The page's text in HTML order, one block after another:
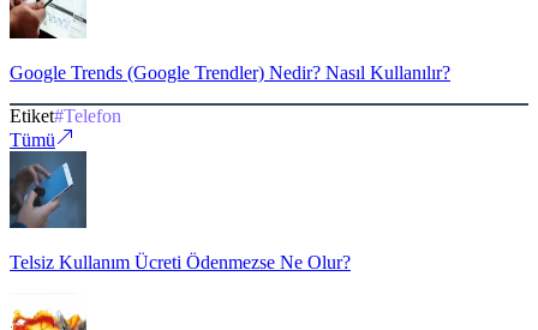
Google Trends (Google Trendler) Nedir? Nasıl Kullanılır?
Etiket#Telefon
Tümü
Telsiz Kullanım Ücreti Ödenmezse Ne Olur?